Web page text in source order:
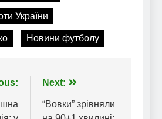
України
Новини футболу
Next:
“Вовки” зрівняли